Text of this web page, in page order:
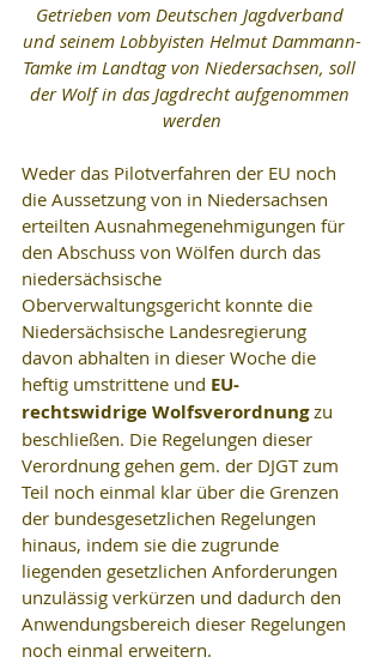
Getrieben vom Deutschen Jagdverband
und seinem Lobbyisten Helmut Dammann-
Tamke im Landtag von Niedersachsen, soll
der Wolf in das Jagdrecht aufgenommen
werden
Weder das Pilotverfahren der EU noch
die Aussetzung von in Niedersachsen
erteilten Ausnahmegenehmigungen für
den Abschuss von Wölfen durch das
niedersächsische
Oberverwaltungsgericht konnte die
Niedersächsische Landesregierung
davon abhalten in dieser Woche die
heftig umstrittene und EU-
rechtswidrige Wolfsverordnung zu
beschließen. Die Regelungen dieser
Verordnung gehen gem. der DJGT zum
Teil noch einmal klar über die Grenzen
der bundesgesetzlichen Regelungen
hinaus, indem sie die zugrunde
liegenden gesetzlichen Anforderungen
unzulässig verkürzen und dadurch den
Anwendungsbereich dieser Regelungen
noch einmal erweitern.